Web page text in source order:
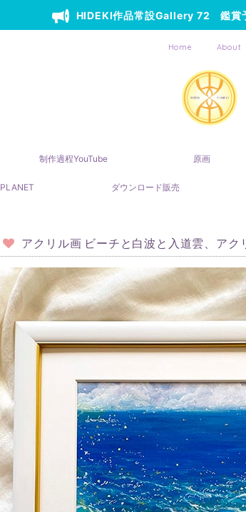
HIDEKI作品常設Gallery 72 鑑賞
Home About
制作過程YouTube 原画
PLANET ダウンロード販売
アクリル画 ビーチと白波と入道雲、アク